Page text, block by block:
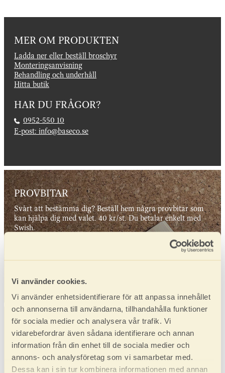
Vi använder cookies.
Vi använder enhetsidentifierare för att anpassa innehållet
och annonserna till användarna, tillhandahålla funktioner
för sociala medier och analysera vår trafik. Vi
vidarebefordrar även sådana identifierare och annan
information från din enhet till de sociala medier och
annons- och analysföretag som vi samarbetar med.
Dessa kan i sin tur kombinera informationen med annan
MER OM PRODUKTEN
Ladda ner eller beställ broschyr
Monteringsanvisning
Behandling och underhåll
Hitta butik
HAR DU FRÅGOR?
0952-550 10
E-post: info@baseco.se
PROVBITAR
Svårt att bestämma dig? Beställ hem några provbitar som
kan hjälpa dig med valet. 40 kr/st. Du betalar enkelt med
Swish.
VÅRA ÅTERFÖRSÄLJARE
Här hittar du din närmaste återförsäljare. Finns ingen
återförsäljare i närheten, kontakta oss direkt på 0952 550
10.